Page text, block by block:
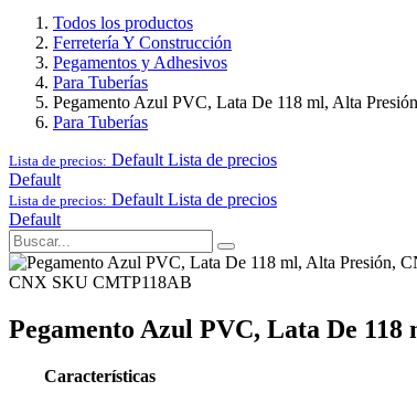
Todos los productos
Ferretería Y Construcción
Pegamentos y Adhesivos
Para Tuberías
Pegamento Azul PVC, Lata De 118 ml, Alta
Para Tuberías
Lista de precios: Default Lista de precios
Default
Lista de precios: Default Lista de precios
Default
CNX SKU CMTP118AB
Pegamento Azul PVC, Lata De
Características